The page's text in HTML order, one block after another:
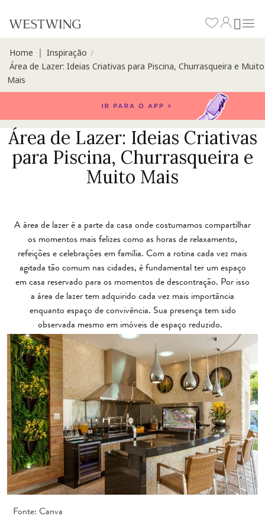
Home Inspiração /
Área de Lazer: Ideias Criativas para Piscina, Churrasqueira e Muito
Mais
Área de Lazer: Ideias Criativas
para Piscina, Churrasqueira e
Muito Mais
A área de lazer é a parte da casa onde costumamos compartilhar
os momentos mais felizes como as horas de relaxamento,
refeições e celebrações em família. Com a rotina cada vez mais
agitada tão comum nas cidades, é fundamental ter um espaço
em casa reservado para os momentos de descontração. Por isso
a área de lazer tem adquirido cada vez mais importância
enquanto espaço de convivência. Sua presença tem sido
observada mesmo em imóveis de espaço reduzido.
Fonte: Canva